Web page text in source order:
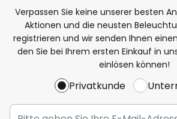
Verpassen Sie keine unserer besten
Aktionen und die neusten
registrieren und wir senden Ihnen einen
den Sie bei Ihrem ersten Einkauf in
einlösen können!
Privatkunde